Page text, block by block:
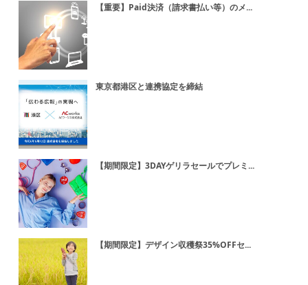
【重要】Paid決済（請求書払い等）のメ...
東京都港区と連携協定を締結
【期間限定】3DAYゲリラセールでプレミ...
【期間限定】デザイン収穫祭35%OFFセ...